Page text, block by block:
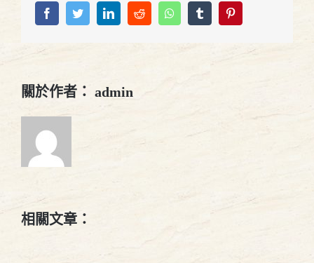
FacebookTwitterLinkedInReddit WhatsappTumblr
關於作者： admin
相關文章：